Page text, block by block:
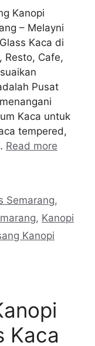
Kanopi
– Melayni
Kaca di
Resto, Cafe,
Pusat
Kaca untuk
tempered,
Read more
Semarang,
, Kanopi
Kanopi
Kaca